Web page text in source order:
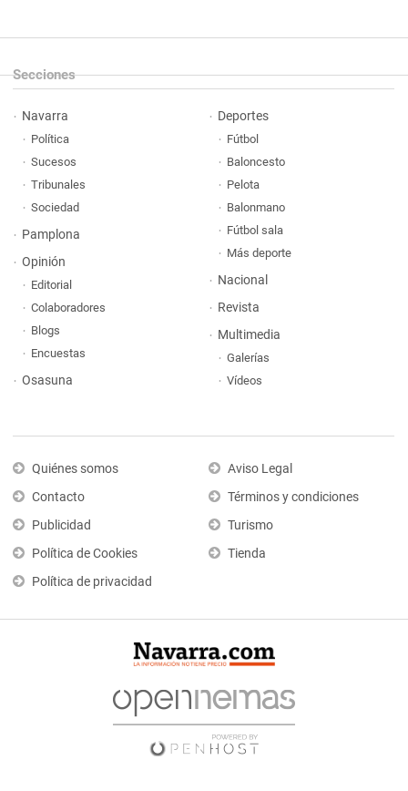
Secciones
Navarra
Política
Sucesos
Tribunales
Sociedad
Pamplona
Opinión
Editorial
Colaboradores
Blogs
Encuestas
Osasuna
Deportes
Fútbol
Baloncesto
Pelota
Balonmano
Fútbol sala
Más deporte
Nacional
Revista
Multimedia
Galerías
Vídeos
Quiénes somos
Contacto
Publicidad
Política de Cookies
Política de privacidad
Aviso Legal
Términos y condiciones
Turismo
Tienda